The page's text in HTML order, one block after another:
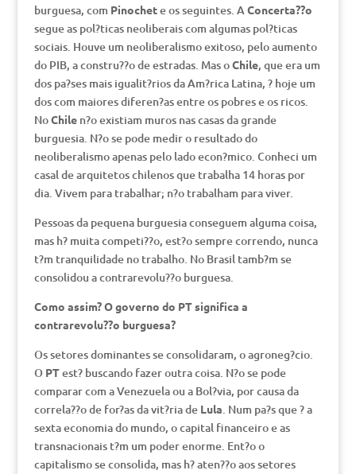
burguesa, com Pinochete os seguintes. AConcerta??o
segue as pol?ticas neoliberais com algumas pol?ticas
sociais. Houve um neoliberalismo exitoso, pelo aumento
do PIB, a constru??o de estradas. Mas oChile, que era um
dos pa?ses mais igualit?rios da Am?rica Latina, ? hoje um
dos com maiores diferen?as entre os pobres e os ricos.
NoChilen?o existiam muros nas casas da grande
burguesia. N?o se pode medir o resultado do
neoliberalismo apenas pelo lado econ?mico. Conheci um
casal de arquitetos chilenos que trabalha 14 horas por
dia. Vivem para trabalhar; n?o trabalham para viver.
Pessoas da pequena burguesia conseguem alguma coisa,
mas h? muita competi??o, est?o sempre correndo, nunca
t?m tranquilidade no trabalho. No Brasil tamb?m se
consolidou a contrarevolu??o burguesa.
Como assim? O governo do PT significa a
contrarevolu??o burguesa?
Os setores dominantes se consolidaram, o agroneg?cio.
O PTest? buscando fazer outra coisa. N?o se pode
comparar com a Venezuela ou a Bol?via, por causa da
correla??o de for?as da vit?ria de Lula. Num pa?s que ? a
sexta economia do mundo, o capital financeiro e as
transnacionais t?m um poder enorme. Ent?o o
capitalismo se consolida, mas h? aten??o aos setores